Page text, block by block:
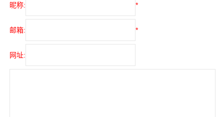
昵称: *
邮箱: *
网址: